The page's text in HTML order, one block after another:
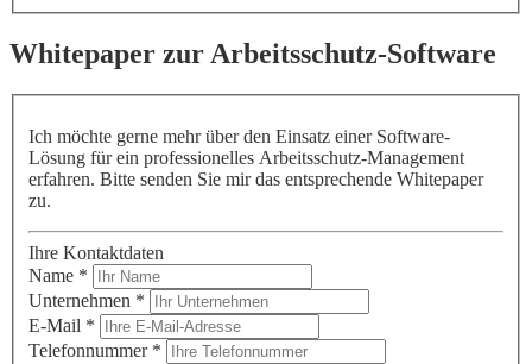
Whitepaper zur Arbeitsschutz-Software
Ich möchte gerne mehr über den Einsatz einer Software-
Lösung für ein professionelles Arbeitsschutz-Management
erfahren. Bitte senden Sie mir das entsprechende Whitepaper
zu.
Ihre Kontaktdaten
Name *
Unternehmen *
E-Mail *
Telefonnummer *